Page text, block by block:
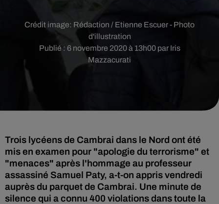
Publié : 6 novembre 2020 à 13h00 par Iris
Mazzacurati
Crédit image: Rédaction / Etienne Escuer - Photo
d'illustration
Trois lycéens de Cambrai dans le Nord ont été
mis en examen pour "apologie du terrorisme" et
"menaces" après l'hommage au professeur
assassiné Samuel Paty, a-t-on appris vendredi
auprès du parquet de Cambrai. Une minute de
silence qui a connu 400 violations dans toute la